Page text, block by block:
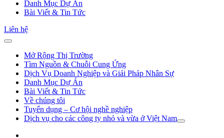
Danh Mục Dự Án
Bài Viết & Tin Tức
Liên hệ
Mở Rộng Thị Trường
Tìm Nguồn & Chuỗi Cung Ứng
Dịch Vụ Doanh Nghiệp và Giải Pháp Nhân Sự
Danh Mục Dự Án
Bài Viết & Tin Tức
Về chúng tôi
Tuyển dụng – Cơ hội nghề nghiệp
Dịch vụ cho các công ty nhỏ và vừa ở Việt Nam